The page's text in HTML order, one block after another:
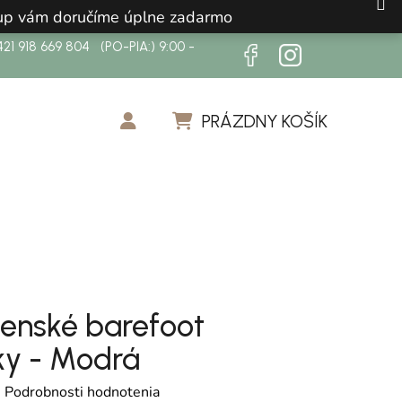
vám doručíme úplne zadarmo
918 669 804 (PO-PIA:) 9:00 -
PRÁZDNY KOŠÍK
barefoot
- Modrá
produktu je 0,0 z 5 hviezdičiek.
Podrobnosti hodnotenia